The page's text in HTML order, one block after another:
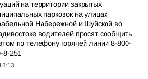
на территории закрытых
парковок на улицах
Набережной и Шуйской во
водителей просят сообщить
по телефону горячей линии 8-800-
8-251
13:13